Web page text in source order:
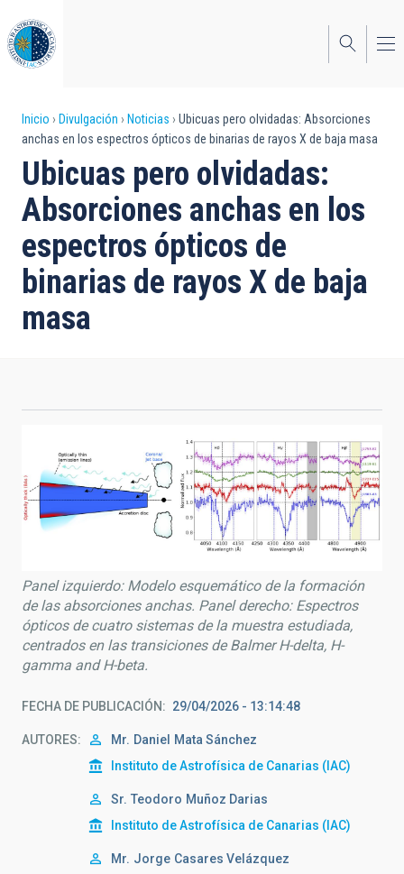
al
contenido
principal
Sobrescribir
enlaces
de
ayuda
a
la
navegación
Inicio Divulgación Noticias
Ubicuas pero olvidadas: Absorciones
anchas en los espectros ópticos de binarias de rayos X de baja masa
Ubicuas pero olvidadas:
Absorciones anchas en los
espectros ópticos de
binarias de rayos X de baja
masa
Panel izquierdo: Modelo esquemático de la formación
de las absorciones anchas. Panel derecho: Espectros
ópticos de cuatro sistemas de la muestra estudiada,
centrados en las transiciones de Balmer H-delta, H-
gamma and H-beta.
FECHA DE PUBLICACIÓN 29/04/2026 - 13:14:48
AUTORES Mr. Daniel Mata Sánchez
Instituto de Astrofísica de Canarias (IAC)
Sr. Teodoro Muñoz Darias
Instituto de Astrofísica de Canarias (IAC)
Mr. Jorge Casares Velázquez